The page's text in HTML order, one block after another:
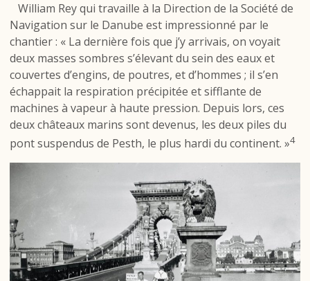
William Rey qui travaille à la Direction de la Société de
Navigation sur le Danube est impressionné par le
chantier : « La dernière fois que j’y arrivais, on voyait
deux masses sombres s’élevant du sein des eaux et
couvertes d’engins, de poutres, et d’hommes ; il s’en
échappait la respiration précipitée et sifflante de
machines à vapeur à haute pression. Depuis lors, ces
deux châteaux marins sont devenus, les deux piles du
pont suspendus de Pesth, le plus hardi du continent. »4